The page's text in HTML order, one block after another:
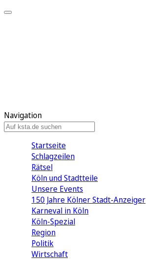
Navigation
Startseite
Schlagzeilen
Rätsel
Köln und Stadtteile
Unsere Events
150 Jahre Kölner Stadt-Anzeiger
Karneval in Köln
Köln-Spezial
Region
Politik
Wirtschaft